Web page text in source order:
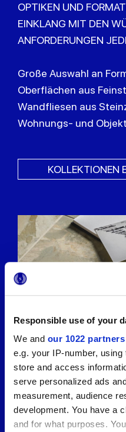
Responsible use of your
We and our 1022 partners
e.g. your IP-number,
store and access
serve personalized ads
measurement, audience
development. You have a
and for what purposes.
OPTIKEN UND
EINKLANG MIT DEN
ANFORDERUNGEN
Große Auswahl an
Oberflächen aus
Wandfliesen aus
Wohnungs- und
KOLLEKTIONEN